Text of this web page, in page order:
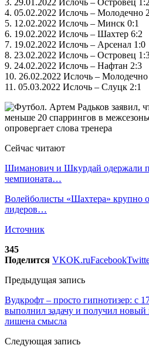
4. 05.02.2022 Ислочь – Молодечно
5. 12.02.2022 Ислочь – Минск 0:1
6. 19.02.2022 Ислочь – Шахтер 6:2
7. 19.02.2022 Ислочь – Арсенал 1:0
8. 23.02.2022 Ислочь – Островец
9. 24.02.2022 Ислочь – Нафтан 2:3
10. 26.02.2022 Ислочь – Молодечно
11. 05.03.2022 Ислочь – Слуцк 2:1
Сейчас читают
Шиманович и Шкурдай одержали
чемпионата…
Волейболисты «Шахтера» крупно
лидеров…
Источник
345
Поделится VKOK.ruFacebook
Предыдущая запись
Вудкрофт – просто гипнотизер: с
выполнил задачу и получил новый
лишена смысла
Следующая запись